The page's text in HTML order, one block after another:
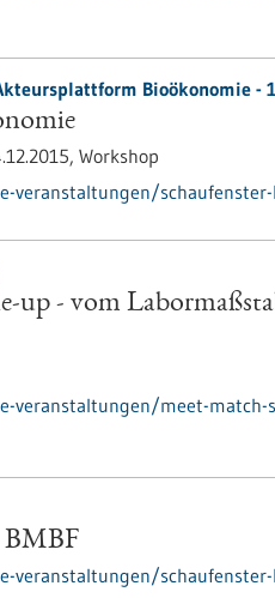
Bioökonomie -
Workshop
schaufenster-
up - vom
meet-match-
BMBF